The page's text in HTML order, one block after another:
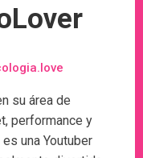
su área de
performance y
una Youtuber